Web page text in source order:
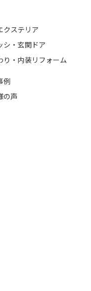
クステリア
シ・玄関ドア
り・内装リフォーム
例
の声